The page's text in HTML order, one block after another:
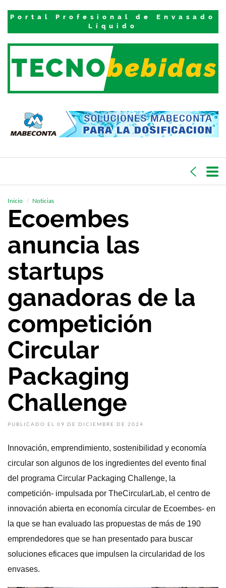
Portal Profesional de Envasado
Líquido
Inicio Noticias
Ecoembes
anuncia las
startups
ganadoras de la
competición
Circular
Packaging
Challenge
PUBLICADO EL 09 DE DICIEMBRE DE 2024
Innovación, emprendimiento, sostenibilidad y economía
circular son algunos de los ingredientes del evento final
del programa Circular Packaging Challenge, la
competición- impulsada por TheCircularLab, el centro de
innovación abierta en economía circular de Ecoembes- en
la que se han evaluado las propuestas de más de 190
emprendedores que se han presentado para buscar
soluciones eficaces que impulsen la circularidad de los
envases.